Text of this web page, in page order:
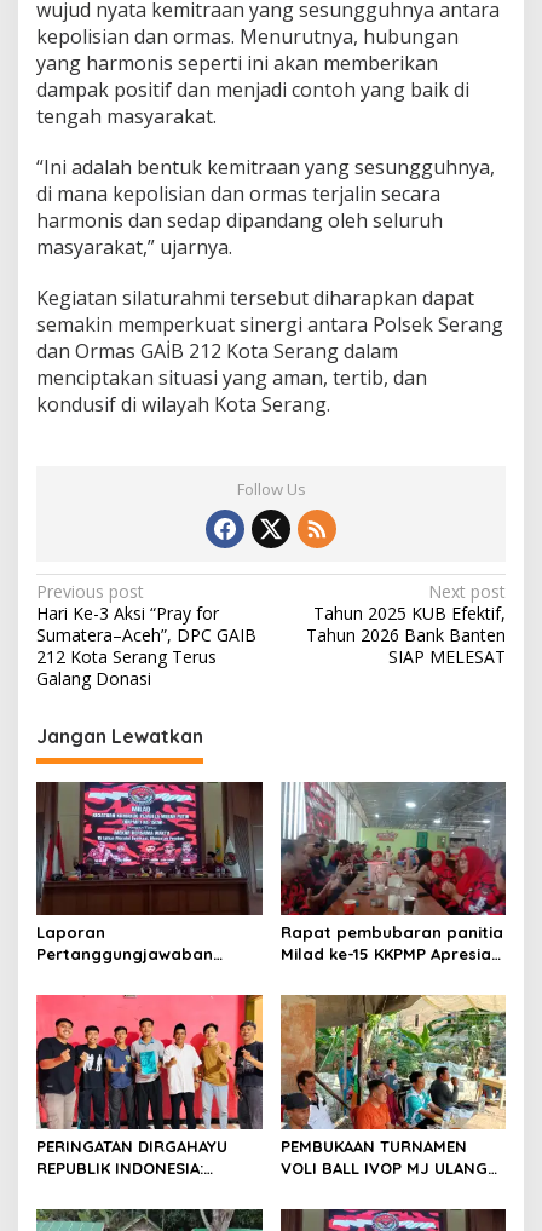
wujud nyata kemitraan yang sesungguhnya antara
kepolisian dan ormas. Menurutnya, hubungan
yang harmonis seperti ini akan memberikan
dampak positif dan menjadi contoh yang baik di
tengah masyarakat.
“Ini adalah bentuk kemitraan yang sesungguhnya,
di mana kepolisian dan ormas terjalin secara
harmonis dan sedap dipandang oleh seluruh
masyarakat,” ujarnya.
Kegiatan silaturahmi tersebut diharapkan dapat
semakin memperkuat sinergi antara Polsek Serang
dan Ormas GAİB 212 Kota Serang dalam
menciptakan situasi yang aman, tertib, dan
kondusif di wilayah Kota Serang.
Follow Us
Post
navigation
Previous post
Hari Ke-3 Aksi “Pray for
Sumatera–Aceh”, DPC GAIB
212 Kota Serang Terus
Galang Donasi
Next post
Tahun 2025 KUB Efektif,
Tahun 2026 Bank Banten
SIAP MELESAT
Jangan Lewatkan
Laporan
Pertanggungjawaban
Panitia Milad KKPMP ke-15
Resmi Ditutup
Rapat pembubaran panitia
Milad ke-15 KKPMP Apresiasi
Ajak Perkuat Solidaritas
Organisasi bertempat
Kubang Laban Jombang
Cilegon Rm Sate Bebek
Nong ViNY.
PERINGATAN DIRGAHAYU
REPUBLIK INDONESIA:
PASULUHAN SIAP
PEMBUKAAN TURNAMEN
VOLI BALL IVOP MJ ULANG
MERIAH, KEPALA DESA